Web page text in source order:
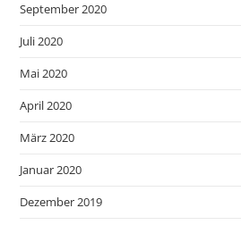
September 2020
Juli 2020
Mai 2020
April 2020
März 2020
Januar 2020
Dezember 2019